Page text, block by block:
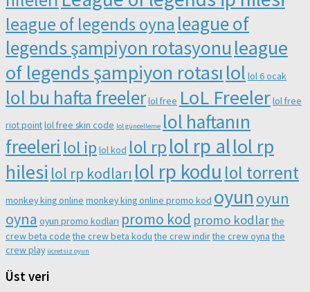
league of legends oyna league of
legends şampiyon rotasyonu league
of legends şampiyon rotasılol lol 6 ocak
lol bu hafta freelerlol free LoL Freelerlol free
riot pointlol free skin code lol güncelleme lol haftanın
freeleri lol ip lol kod lol rplol rp allol rp
hilesi lol rp kodları lol rp kodu lol torrent
monkey king online monkey king online promo kod oyun oyun
oyna oyun promo kodları promo kod promo kodlarthe
crew beta code the crew beta kodu the crew indirthe crew oyna the
crew play ücretsiz oyun
Üst veri